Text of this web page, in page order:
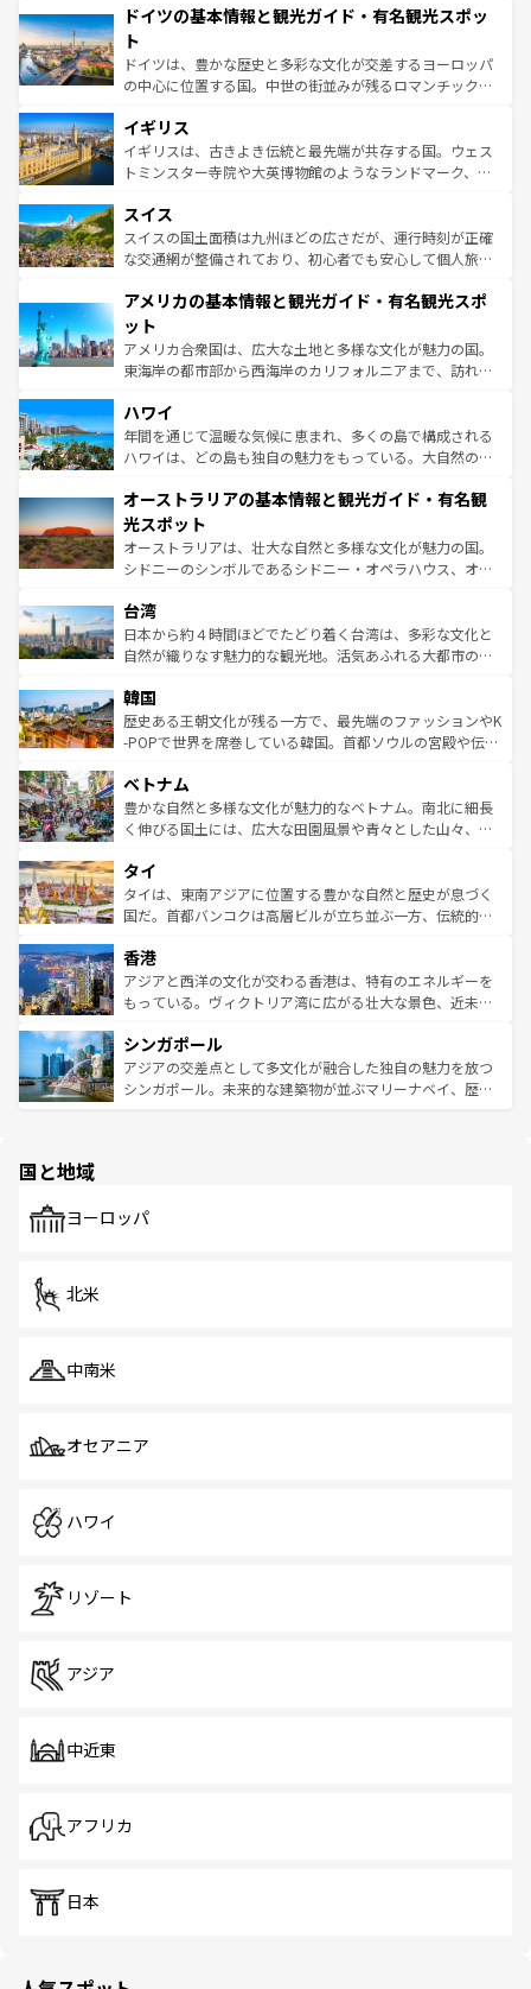
せる。地方によって風土や気候が異なるスペインはその個
ンテンツ一覧 を参照してほしい。
で、幅広い魅力が詰まっている。華麗な宮殿、歴史的な大
聖堂、美しいビーチ、そして豊かな自然が、訪れる者を心
から魅了する。また、フランスは美食の国としても知ら
れ、フランス料理はユネスコ無形文化遺産にも登録されて
香り高いラベンダー畑など、多彩な楽しみ方が可能だ。さ
らに、パリ以外の地域にも魅力が溢れており、どの街角に
も豊かな歴史と文化が息づいている。パリ以外の個性あふ
を参照してほしい。
ドイツの基本情報と観光ガイド・有名観光スポッ
ト
ドイツは、豊かな歴史と多彩な文化が交差するヨーロッパ
の中心に位置する国。中世の街並みが残るロマンチック街
顔を持つこの国は、どこを歩いても飽きることがない。ベ
ルリンの文化的活気、バイエルン州のアルプスの絶景、そ
してライン川沿いのワイン畑といった風景は必見。ビール
は、お酒好きな人にはぜひ体験してほしい。 なお、新着の
ドイツ情報はコンテンツ一覧を参照してほしい。
イギリス
イギリスは、古きよき伝統と最先端が共存する国。ウェス
トミンスター寺院や大英博物館のようなランドマーク、歴
リアごとに異なる魅力がある。また、優雅なアフタヌーン
ティー、ビール好きにはたまらない英国パブ、サッカー観
戦など、本場だからこそできる体験も豊富。イギリスを旅
ンツ一覧を参照してほしい。
スイス
スイスの国土面積は九州ほどの広さだが、運行時刻が正確
な交通網が整備されており、初心者でも安心して個人旅行
の建物がそのまま残る町や、スイスならではのユニークな
博物館もあり、アルプス観光だけでなく町歩きも満喫する
ことができる。国民の所得が高いため物価も高いが、旅行
者向けの交通パス提供のサービスもあり、うまく活用すれ
着のスイス情報は
アメリカの基本情報と観光ガイド・有名観光スポ
ット
アメリカ合衆国は、広大な土地と多様な文化が魅力の国。
東海岸の都市部から西海岸のカリフォルニアまで、訪れる
のような巨大都市は、観光、ショッピング、エンターテイ
ンメントが詰まった刺激的なスポットだ。一方、アメリカ
西部には大自然が広がり、グランドキャニオンやイエロー
部のニューオーリンズでは、音楽と美食が融合した独特の
文化が魅力。旅行者はアメリカの各地域で異なる魅力を楽
しみながら、その多様性と豊かな歴史を感じることができ
るだろう。車でのロードトリップや列車の旅も、アメリカ
情報は
ハワイ
年間を通じて温暖な気候に恵まれ、多くの島で構成される
ハワイは、どの島も独自の魅力をもっている。大自然の神
ワイ島は見逃せない。また、定番の観光地といえばオアフ
島だが、静かな自然を求めるならマウイ島やカウアイ島が
おすすめ。エメラルドグリーンに輝く海をはじめ、豊かな
文化や歴史が息づいている。「アロハスピリット」と呼ば
人々、おいしいローカルフードやハワイアンミュージッ
ク、伝統的なフラダンスなど、すべてがハワイの魅力を彩
っている。訪れるたびに新しい発見と感動が待っているハ
はコンテンツ一覧
オーストラリアの基本情報と観光ガイド・有名観
光スポット
オーストラリアは、壮大な自然と多様な文化が魅力の国。
シドニーのシンボルであるシドニー・オペラハウス、オー
リアリーフや大陸中央部にそびえるウルル（エアーズロッ
ク）、タスマニアの美しい原生林やケアンズの熱帯雨林な
ど、見どころがたくさん。また、カフェやワイン、オージ
いる。アクティビティも充実しており、サーフィンやダイ
ビング、ハイキングなど、アウトドア好きにはたまらな
い。オーストラリアの多彩な魅力を存分に味わいつくそ
参照してほしい。
台湾
日本から約４時間ほどでたどり着く台湾は、多彩な文化と
自然が織りなす魅力的な観光地。活気あふれる大都市の台
ン）、静ひつな山岳地帯である台湾東部など、都市の喧騒
と山間の静けさが共存しており、訪れる人に新しい発見と
驚きをもたらしてくれる。また、奥深い台湾の食文化も魅
容にもいいと評判のスイーツなど、バラエティ豊かな料理
が味わえる。 なお、新着の台湾情報は コンテンツ一覧を参
照してほしい。
韓国
歴史ある王朝文化が残る一方で、最先端のファッションやK
-POPで世界を席巻している韓国。首都ソウルの宮殿や伝統
き、地方に足を延ばせば四季折々の自然美を楽しむことが
できる。そして、キムチや焼肉、絶品のストリートフード
まで、さまざまな韓国料理が待っている。夜には、韓国な
リティに包まれながら、韓国の多彩な魅力を心ゆくまで味
わってみてほしい。 なお、新着の韓国情報はコンテンツ一
覧を参照してほしい。
ベトナム
豊かな自然と多様な文化が魅力的なベトナム。南北に細長
く伸びる国土には、広大な田園風景や青々とした山々、世
急速な発展と共に伝統が息づく。ハノイの古い町並みやホ
ーチミン市のフランス統治時代の建物も、独特の雰囲気を
醸し出している。また、バラエティの豊かさとおいしさで
とつ。フォーやバインミー、ベトナムコーヒーなどは、ぜ
ひ現地で味わいたい。どの地域を訪れてもあたたかい人々
が旅行者を迎えてくれるので、きっと忘れられない旅にな
参照してほしい。
タイ
タイは、東南アジアに位置する豊かな自然と歴史が息づく
国だ。首都バンコクは高層ビルが立ち並ぶ一方、伝統的な
の活気が交差している。北部ではチェンマイなどの山岳地
帯で自然と触れ合い、南部ではプーケットやクラビの美し
いビーチでリゾート気分を楽しむことができる。タイ料理
激する。気候は一年中温暖で、どの季節にも異なる楽しみ
が待っている。親しみやすいタイの人々、仏教を中心とし
た文化、そして多様な観光資源が、訪れる旅人を魅了し続
香港
アジアと西洋の文化が交わる香港は、特有のエネルギーを
もっている。ヴィクトリア湾に広がる壮大な景色、近未来
み、どこを訪れても感動するはず。観光スポットが密集し
ており、効率よく見どころを回れるのも魅力。息をのむよ
うな絶景から文化的な体験まで、香港を存分に楽しみ尽く
シンガポール
アジアの交差点として多文化が融合した独自の魅力を放つ
シンガポール。未来的な建築物が並ぶマリーナベイ、歴史
で、ホーカーズは地元の風情を楽しめる外せないスポット
国と地域
ヨーロッパ
北米
中南米
オセアニア
ハワイ
リゾート
アジア
中近東
アフリカ
日本